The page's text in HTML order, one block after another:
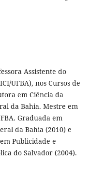
Assistente do
UFBA), nos Cursos de
em Ciência da
da Bahia. Mestre em
Graduada em
da Bahia (2010) e
Publicidade e
do Salvador (2004).